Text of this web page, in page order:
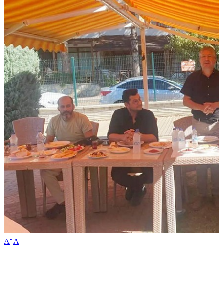
A- A+